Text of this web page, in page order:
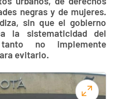
negras y de mujeres.
sin que el gobierno
la sistematicidad del
no implemente
evitarlo.